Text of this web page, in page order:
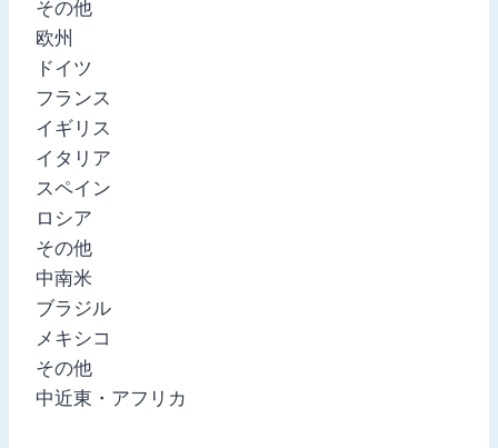
その他
欧州
ドイツ
フランス
イギリス
イタリア
スペイン
ロシア
その他
中南米
ブラジル
メキシコ
その他
中近東・アフリカ